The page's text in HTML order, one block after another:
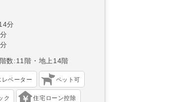
分
数:11階・地上14階
レベーター ペット可
ク 住宅ローン控除